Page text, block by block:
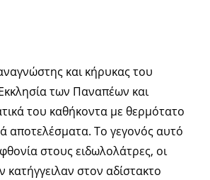
και κήρυκας του
των Παναπέων και
του καθήκοντα με θερμότατο
αποτελέσματα. Το γεγονός αυτό
στους ειδωλολάτρες, οι
κατήγγειλαν στον αδίστακτο